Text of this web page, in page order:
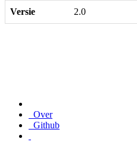
Versie 2.0
Over
Github